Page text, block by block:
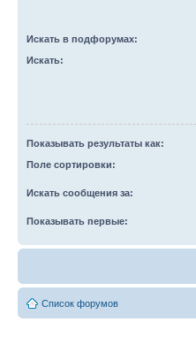
Искать в подфорумах:
Искать:
Показывать результаты как:
Поле сортировки:
Искать сообщения за:
Показывать первые:
Список форумов